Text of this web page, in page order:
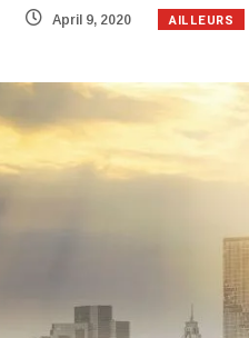
April 9, 2020 AILLEURS